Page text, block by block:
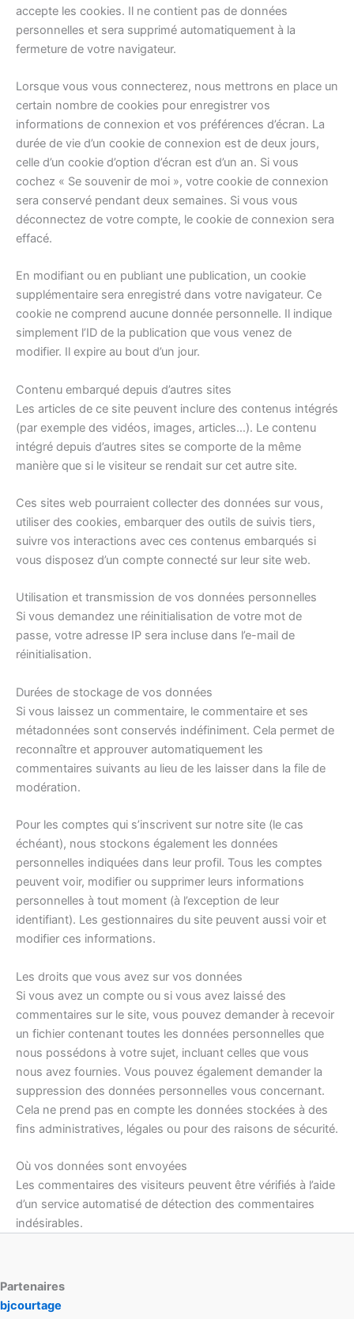
accepte les cookies. Il ne contient pas de données
personnelles et sera supprimé automatiquement à la
fermeture de votre navigateur.
Lorsque vous vous connecterez, nous mettrons en place un
certain nombre de cookies pour enregistrer vos
informations de connexion et vos préférences d’écran. La
durée de vie d’un cookie de connexion est de deux jours,
celle d’un cookie d’option d’écran est d’un an. Si vous
cochez « Se souvenir de moi », votre cookie de connexion
sera conservé pendant deux semaines. Si vous vous
déconnectez de votre compte, le cookie de connexion sera
effacé.
En modifiant ou en publiant une publication, un cookie
supplémentaire sera enregistré dans votre navigateur. Ce
cookie ne comprend aucune donnée personnelle. Il indique
simplement l’ID de la publication que vous venez de
modifier. Il expire au bout d’un jour.
Contenu embarqué depuis d’autres sites
Les articles de ce site peuvent inclure des contenus intégrés
(par exemple des vidéos, images, articles…). Le contenu
intégré depuis d’autres sites se comporte de la même
manière que si le visiteur se rendait sur cet autre site.
Ces sites web pourraient collecter des données sur vous,
utiliser des cookies, embarquer des outils de suivis tiers,
suivre vos interactions avec ces contenus embarqués si
vous disposez d’un compte connecté sur leur site web.
Utilisation et transmission de vos données personnelles
Si vous demandez une réinitialisation de votre mot de
passe, votre adresse IP sera incluse dans l’e-mail de
réinitialisation.
Durées de stockage de vos données
Si vous laissez un commentaire, le commentaire et ses
métadonnées sont conservés indéfiniment. Cela permet de
reconnaître et approuver automatiquement les
commentaires suivants au lieu de les laisser dans la file de
modération.
Pour les comptes qui s’inscrivent sur notre site (le cas
échéant), nous stockons également les données
personnelles indiquées dans leur profil. Tous les comptes
peuvent voir, modifier ou supprimer leurs informations
personnelles à tout moment (à l’exception de leur
identifiant). Les gestionnaires du site peuvent aussi voir et
modifier ces informations.
Les droits que vous avez sur vos données
Si vous avez un compte ou si vous avez laissé des
commentaires sur le site, vous pouvez demander à recevoir
un fichier contenant toutes les données personnelles que
nous possédons à votre sujet, incluant celles que vous
nous avez fournies. Vous pouvez également demander la
suppression des données personnelles vous concernant.
Cela ne prend pas en compte les données stockées à des
fins administratives, légales ou pour des raisons de sécurité.
Où vos données sont envoyées
Les commentaires des visiteurs peuvent être vérifiés à l’aide
d’un service automatisé de détection des commentaires
indésirables.
Partenaires
bjcourtage